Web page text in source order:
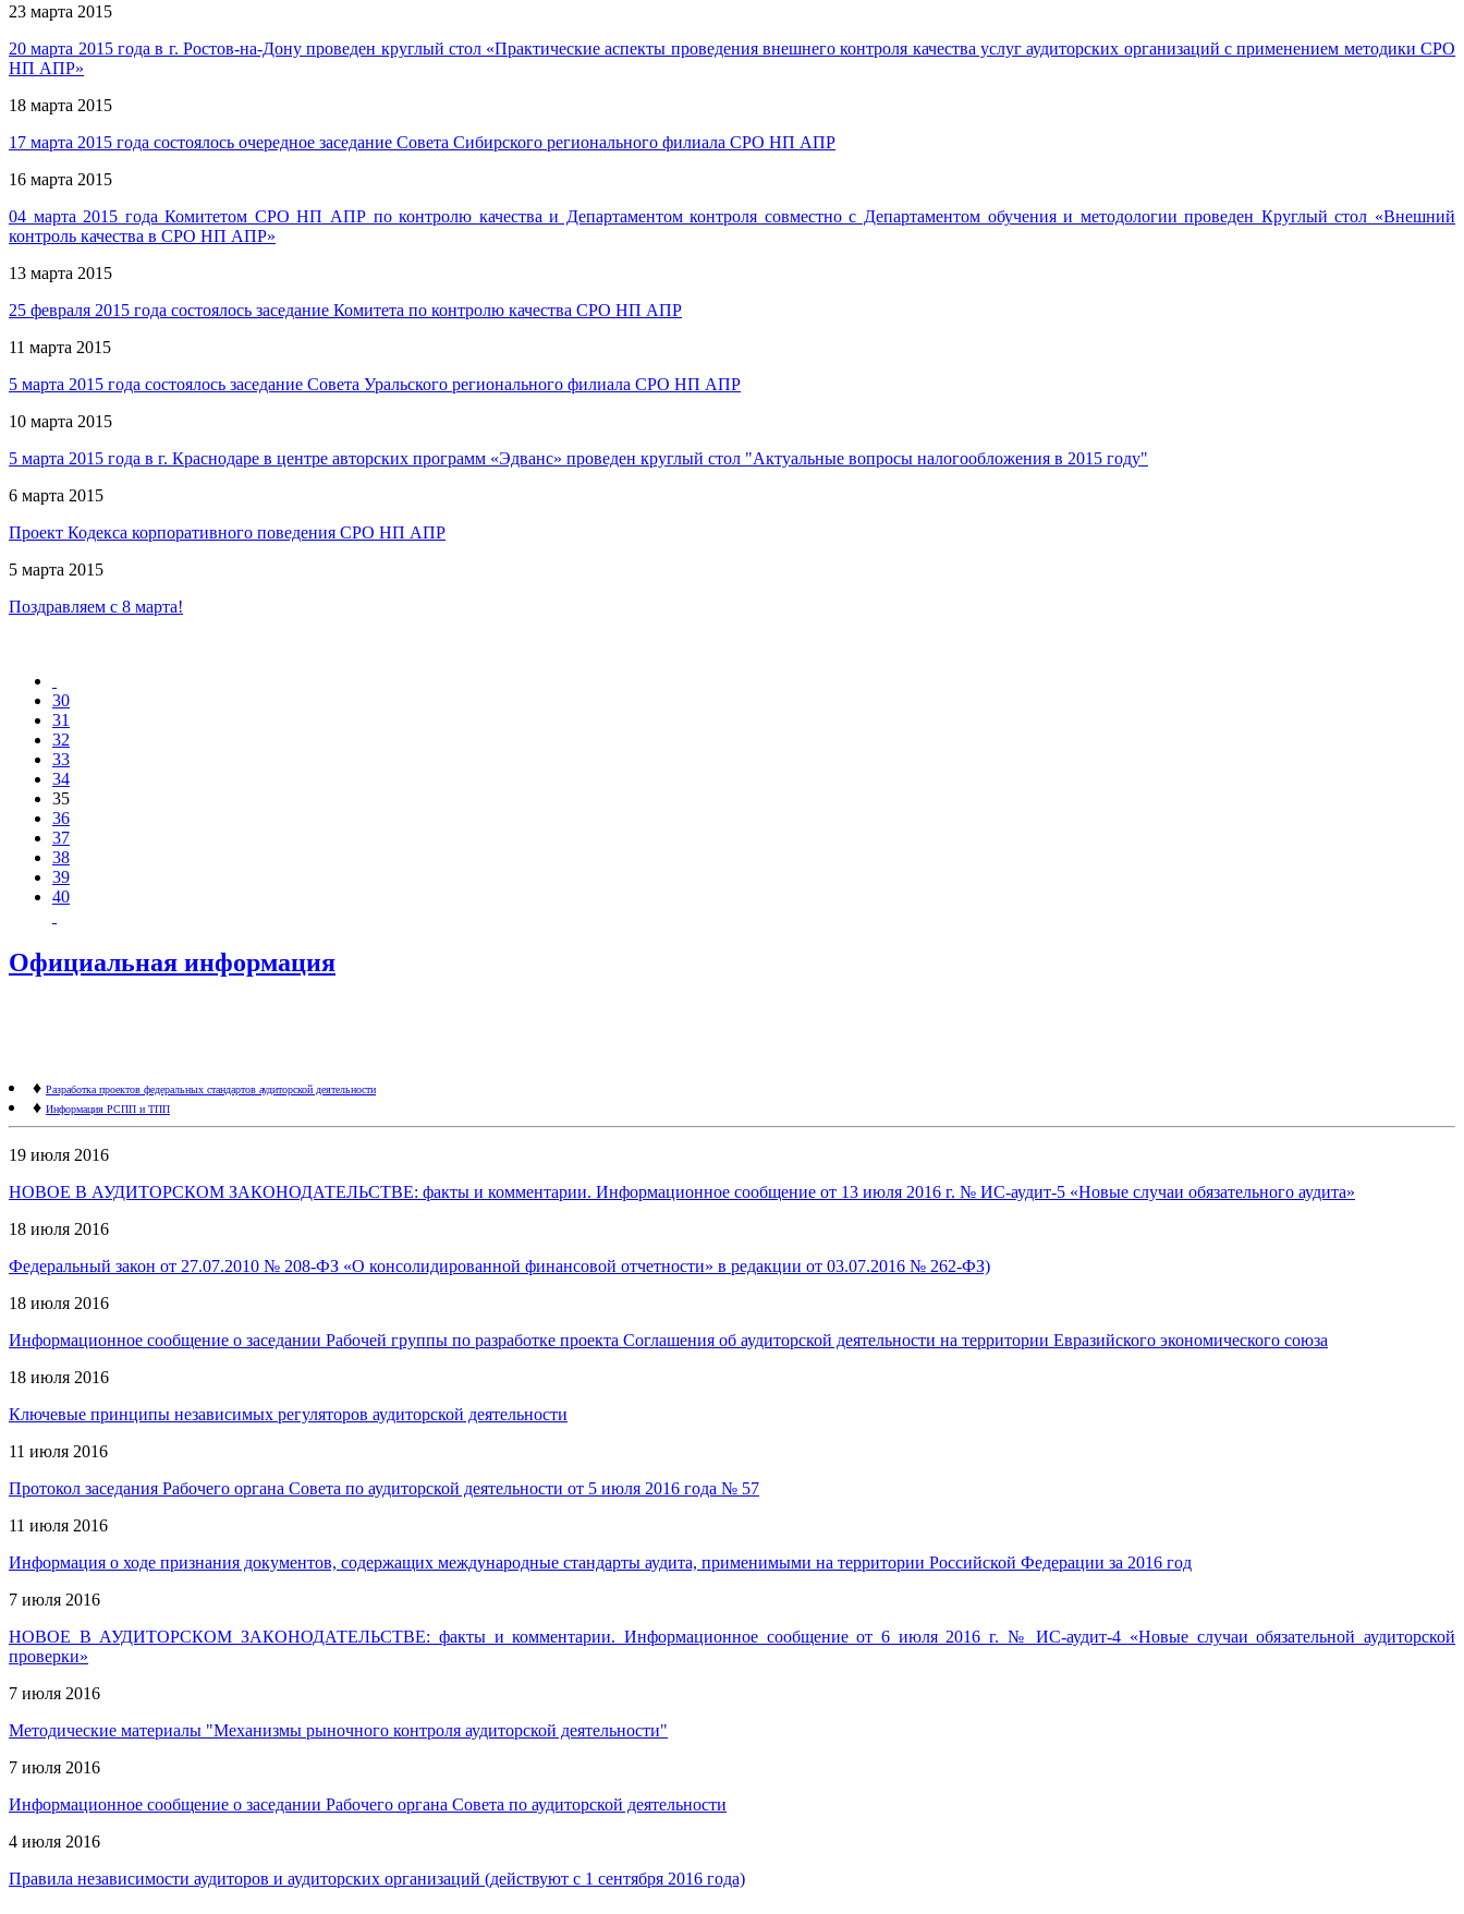
23 марта 2015
20 марта 2015 года в г. Ростов-на-Дону проведен круглый стол «Практические аспекты проведения внешнего контроля качества услуг аудиторских организаций с применением методики СРО
НП АПР»
18 марта 2015
17 марта 2015 года состоялось очередное заседание Совета Сибирского регионального филиала СРО НП АПР
16 марта 2015
04 марта 2015 года Комитетом СРО НП АПР по контролю качества и Департаментом контроля совместно с Департаментом обучения и методологии проведен Круглый стол «Внешний
контроль качества в СРО НП АПР»
13 марта 2015
25 февраля 2015 года состоялось заседание Комитета по контролю качества СРО НП АПР
11 марта 2015
5 марта 2015 года состоялось заседание Совета Уральского регионального филиала СРО НП АПР
10 марта 2015
5 марта 2015 года в г. Краснодаре в центре авторских программ «Эдванс» проведен круглый стол "Актуальные вопросы налогообложения в 2015 году"
6 марта 2015
Проект Кодекса корпоративного поведения СРО НП АПР
5 марта 2015
Поздравляем с 8 марта!
30
31
32
33
34
35
36
37
38
39
40
Официальная информация
♦ Разработка проектов федеральных стандартов аудиторской деятельности
♦ Информация РСПП и ТПП
19 июля 2016
НОВОЕ В АУДИТОРСКОМ ЗАКОНОДАТЕЛЬСТВЕ: факты и комментарии. Информационное сообщение от 13 июля 2016 г. № ИС-аудит-5 «Новые случаи обязательного аудита»
18 июля 2016
Федеральный закон от 27.07.2010 № 208-ФЗ «О консолидированной финансовой отчетности» в редакции от 03.07.2016 № 262-ФЗ)
18 июля 2016
Информационное сообщение о заседании Рабочей группы по разработке проекта Соглашения об аудиторской деятельности на территории Евразийского экономического союза
18 июля 2016
Ключевые принципы независимых регуляторов аудиторской деятельности
11 июля 2016
Протокол заседания Рабочего органа Совета по аудиторской деятельности от 5 июля 2016 года № 57
11 июля 2016
Информация о ходе признания документов, содержащих международные стандарты аудита, применимыми на территории Российской Федерации за 2016 год
7 июля 2016
НОВОЕ В АУДИТОРСКОМ ЗАКОНОДАТЕЛЬСТВЕ: факты и комментарии. Информационное сообщение от 6 июля 2016 г. № ИС-аудит-4 «Новые случаи обязательной аудиторской
проверки»
7 июля 2016
Методические материалы "Механизмы рыночного контроля аудиторской деятельности"
7 июля 2016
Информационное сообщение о заседании Рабочего органа Совета по аудиторской деятельности
4 июля 2016
Правила независимости аудиторов и аудиторских организаций (действуют с 1 сентября 2016 года)